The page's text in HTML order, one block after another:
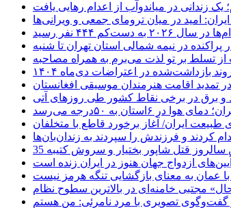
یک زندانی در میاندوآب از اعدام رهایی یافت
امید در میان ترومای جمعی و ویرانی‌ها
پراکنده در نیمه شمالی استان تهران تا شنبه
تسلط بر تو لذت می‌برم به همراه مصاحبه
تمدید اقامت هنرمندان موسیقی افغانستان
و برق در برخی نقاط کشور طی روزهای آتی
۶استان به ۵۰درجه می‌رسد
طبیعت ایران/ آغاز برخورد قاطع با متخلفان
کردند و فرزندش را سپردند به زندان‌بان‌ها
سالروز قتل شاپور بختیار و سروش کتیبه
ازدواج جهان هنوز در ایران زنده است
با عمان به معنای بازگشایی تنگه هرمز نیست
مجتبی خامنه‌ای در بالاترین سطوح نظام